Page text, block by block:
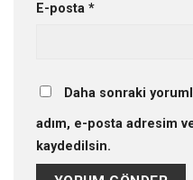
E-posta *
Daha sonraki
adım, e-posta adresim
kaydedilsin.